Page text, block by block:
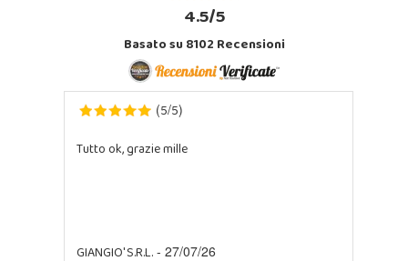
4.5/5
Basato su 8102 Recensioni
(5/5)
Tutto ok, grazie mille
GIANGIO' S.R.L.- 27/07/26